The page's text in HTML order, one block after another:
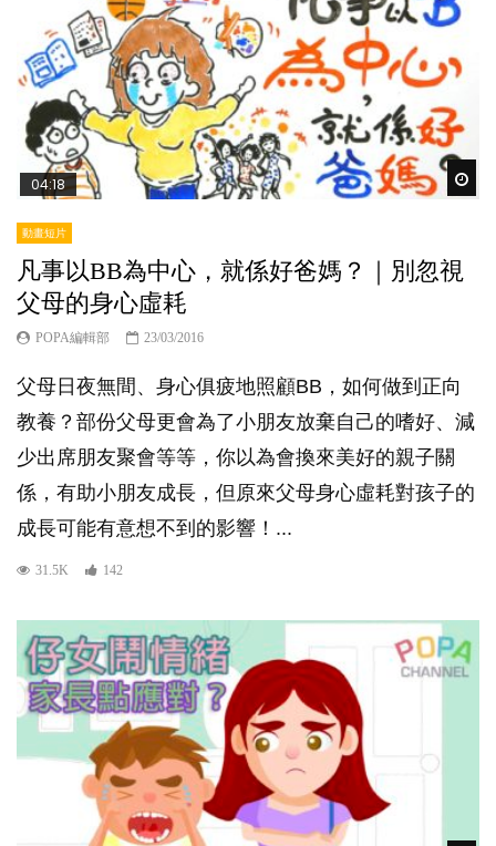
04:18
動畫短片
凡事以BB為中心，就係好爸媽？｜別忽視
父母的身心虛耗
POPA編輯部 23/03/2016
父母日夜無間、身心俱疲地照顧BB，如何做到正向
教養？部份父母更會為了小朋友放棄自己的嗜好、減
少出席朋友聚會等等，你以為會換來美好的親子關
係，有助小朋友成長，但原來父母身心虛耗對孩子的
成長可能有意想不到的影響！...
31.5K 142